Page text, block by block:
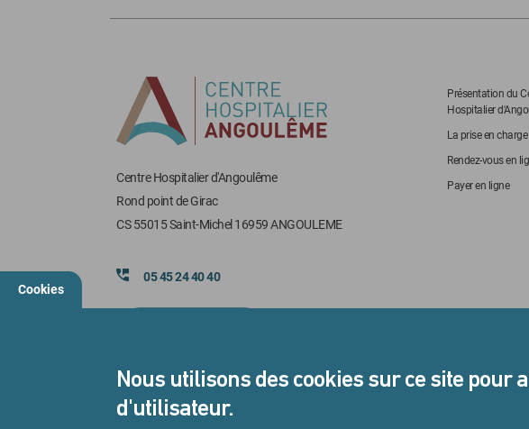
Centre Hospitalier d'Angoulême
Rond point de Girac
CS 55015 Saint-Michel 16959 ANGOULEME
Présentation du
Hospitalier
La prise en
Rendez-vous en
Payer en ligne
05 45 24 40 40
Cookies
Nous utilisons des cookies sur ce site pour
d'utilisateur.